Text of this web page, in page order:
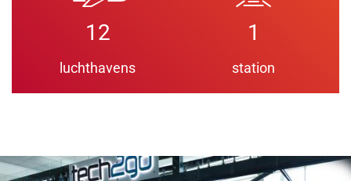
12
luchthavens
1
station